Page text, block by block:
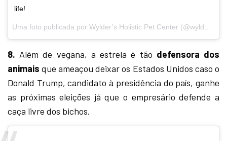
life!
8. Além de vegana, a estrela é tão defensora dos
animais que ameaçou deixar os Estados Unidos caso o
Donald Trump, candidato à presidência do país, ganhe
as próximas eleições já que o empresário defende a
caça livre dos bichos.